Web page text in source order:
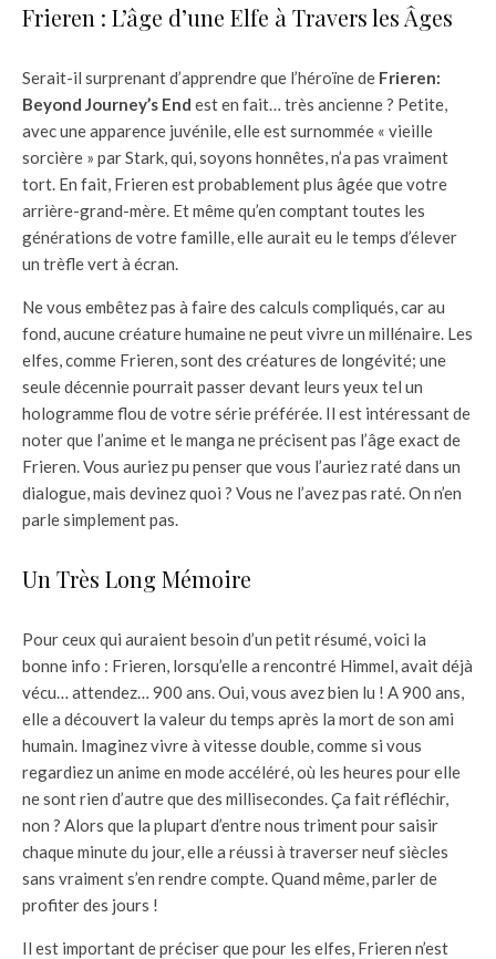
Frieren : L’âge d’une Elfe à Travers les Âges
Serait-il surprenant d’apprendre que l’héroïne de Frieren:
Beyond Journey’s End est en fait… très ancienne ? Petite,
avec une apparence juvénile, elle est surnommée « vieille
sorcière » par Stark, qui, soyons honnêtes, n’a pas vraiment
tort. En fait, Frieren est probablement plus âgée que votre
arrière-grand-mère. Et même qu’en comptant toutes les
générations de votre famille, elle aurait eu le temps d’élever
un trèfle vert à écran.
Ne vous embêtez pas à faire des calculs compliqués, car au
fond, aucune créature humaine ne peut vivre un millénaire. Les
elfes, comme Frieren, sont des créatures de longévité; une
seule décennie pourrait passer devant leurs yeux tel un
hologramme flou de votre série préférée. Il est intéressant de
noter que l’anime et le manga ne précisent pas l’âge exact de
Frieren. Vous auriez pu penser que vous l’auriez raté dans un
dialogue, mais devinez quoi ? Vous ne l’avez pas raté. On n’en
parle simplement pas.
Un Très Long Mémoire
Pour ceux qui auraient besoin d’un petit résumé, voici la
bonne info : Frieren, lorsqu’elle a rencontré Himmel, avait déjà
vécu… attendez… 900 ans. Oui, vous avez bien lu ! A 900 ans,
elle a découvert la valeur du temps après la mort de son ami
humain. Imaginez vivre à vitesse double, comme si vous
regardiez un anime en mode accéléré, où les heures pour elle
ne sont rien d’autre que des millisecondes. Ça fait réfléchir,
non ? Alors que la plupart d’entre nous triment pour saisir
chaque minute du jour, elle a réussi à traverser neuf siècles
sans vraiment s’en rendre compte. Quand même, parler de
profiter des jours !
Il est important de préciser que pour les elfes, Frieren n’est